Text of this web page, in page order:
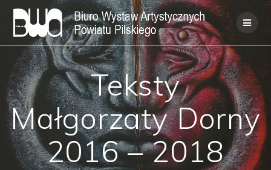
Skip
to
content
Teksty
Małgorzaty Dorny
2016 – 2018